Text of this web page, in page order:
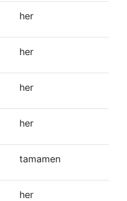
her
her
her
her
tamamen
her